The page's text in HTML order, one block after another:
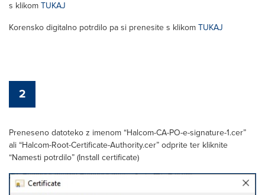
s klikom TUKAJ
Korensko digitalno potrdilo pa si prenesite s klikom TUKAJ
2
Preneseno datoteko z imenom “Halcom-CA-PO-e-signature-1.cer”
ali “Halcom-Root-Certificate-Authority.cer” odprite ter kliknite
“Namesti potrdilo” (Install certificate)